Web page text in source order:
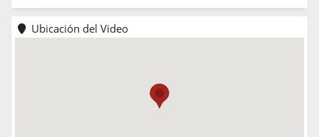
Ubicación del Video